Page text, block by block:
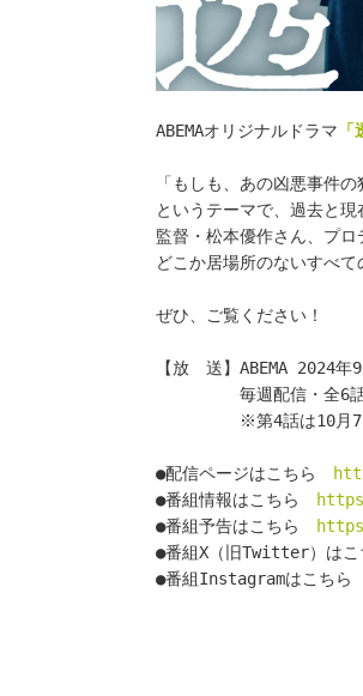
ABEMAオリジナルドラマ
「もしも、あの凶悪事件
というテーマで、過去と
監督・松本優作さん、プロ
どこか居場所のないすべて
ぜひ、ご覧ください！
【放　送】ABEMA 2024
毎週配信・全6
※第4話は10月7日（
●配信ページはこちら
●番組情報はこちら
●番組予告はこちら
●番組X（旧Twitter）は
●番組Instagramはこちら